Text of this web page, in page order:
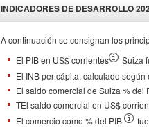
INDICADORES DE DESARROLLO
A continuación se consignan los
El PIB en US$ corrientes
Suiza
El INB per cápita, calculado
El saldo comercial de Suiza % del
TEl saldo comercial en US$
El comercio como % del PIB